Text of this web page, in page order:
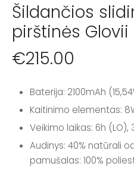
Šildančios
pirštinės Glovii
€215.00
Baterija: 2100mAh
Kaitinimo elementas:
Veikimo laikas: 6h (LO),
Audinys: 40% natūrali
pamušalas: 100%